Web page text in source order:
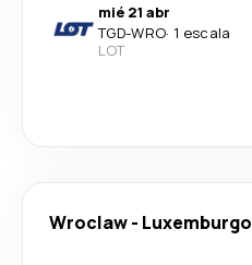
mié 21 abr
TGD-WRO· 1 escala
LOT
Wroclaw- Luxemburgo